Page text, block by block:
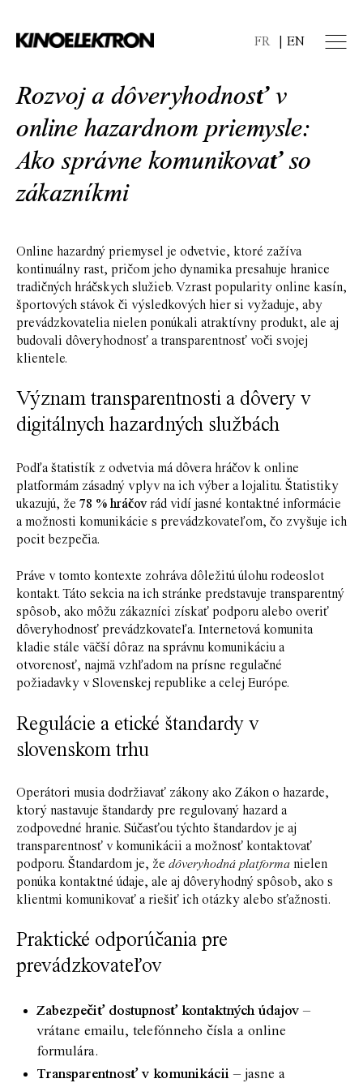
FR EN
Rozvoj a dôveryhodnosť v
online hazardnom priemysle:
Ako správne komunikovať so
zákazníkmi
Online hazardný priemysel je odvetvie, ktoré zažíva
kontinuálny rast, pričom jeho dynamika presahuje hranice
tradičných hráčskych služieb. Vzrast popularity online kasín,
športových stávok či výsledkových hier si vyžaduje, aby
prevádzkovatelia nielen ponúkali atraktívny produkt, ale aj
budovali dôveryhodnosť a transparentnosť voči svojej
klientele.
Význam transparentnosti a dôvery v
digitálnych hazardných službách
Podľa štatistík z odvetvia má dôvera hráčov k online
platformám zásadný vplyv na ich výber a lojalitu. Štatistiky
ukazujú, že 78 % hráčovrád vidí jasné kontaktné informácie
a možnosti komunikácie s prevádzkovateľom, čo zvyšuje ich
pocit bezpečia.
Práve v tomto kontexte zohráva dôležitú úlohu rodeoslot
kontakt. Táto sekcia na ich stránke predstavuje transparentný
spôsob, ako môžu zákazníci získať podporu alebo overiť
dôveryhodnosť prevádzkovateľa. Internetová komunita
kladie stále väčší dôraz na správnu komunikáciu a
otvorenosť, najmä vzhľadom na prísne regulačné
požiadavky v Slovenskej republike a celej Európe.
Regulácie a etické štandardy v
slovenskom trhu
Operátori musia dodržiavať zákony ako Zákon o hazarde,
ktorý nastavuje štandardy pre regulovaný hazard a
zodpovedné hranie. Súčasťou týchto štandardov je aj
transparentnosť v komunikácii a možnosť kontaktovať
podporu. Štandardom je, že dôveryhodná platforma nielen
ponúka kontaktné údaje, ale aj dôveryhodný spôsob, ako s
klientmi komunikovať a riešiť ich otázky alebo sťažnosti.
Praktické odporúčania pre
prevádzkovateľov
Zabezpečiť dostupnosť kontaktných údajov –
vrátane emailu, telefónneho čísla a online
formulára.
Transparentnosť v komunikácii – jasne a